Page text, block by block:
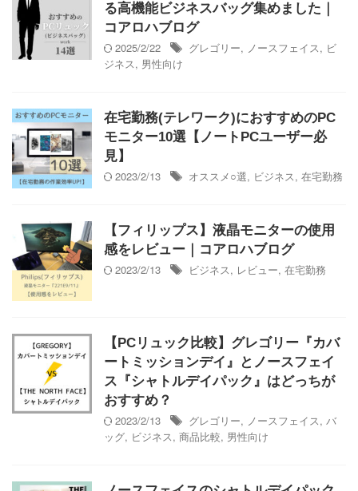
る高機能ビジネスバッグ集めました｜
コアロハブログ
2025/2/22
グレゴリー, ノースフェイス, ビ
ジネス, 男性向け
在宅勤務(テレワーク)におすすめのPC
モニター10選【ノートPCユーザー必
見】
2023/2/13
オススメ○選, ビジネス, 在宅勤務
【フィリップス】液晶モニターの使用
感をレビュー｜コアロハブログ
2023/2/13
ビジネス, レビュー, 在宅勤務
【PCリュック比較】グレゴリー『カバ
ートミッションデイ』とノースフェイ
ス『シャトルデイパック』はどっちが
おすすめ？
2023/2/13
グレゴリー, ノースフェイス, バ
ッグ, ビジネス, 商品比較, 男性向け